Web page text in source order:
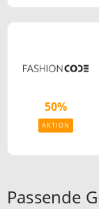
50%
AKTION
Passende